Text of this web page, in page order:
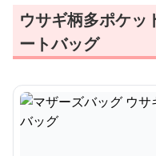
ウサギ柄多ポケッ
ートバッグ